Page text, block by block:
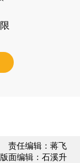
责任编辑：蒋飞
版面编辑：石溪升